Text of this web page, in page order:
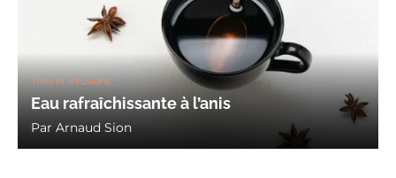
Thés et Infusions
Eau rafraîchissante à l’anis
Par Arnaud Sion